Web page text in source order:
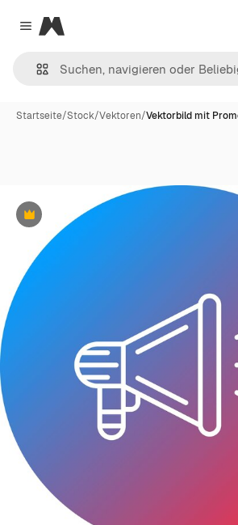
Close menu
Magnific
Startseite/Stock/Vektoren/Vektorbild mit
Premium